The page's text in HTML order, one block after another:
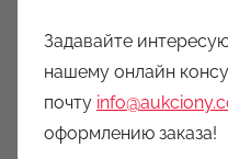
Задавайте
нашему онлайн
почту
оформлению заказа!